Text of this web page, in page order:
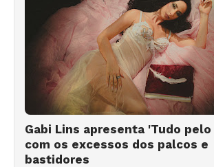
Gabi Lins apresenta 'Tudo
com os excessos dos palcos e
bastidores